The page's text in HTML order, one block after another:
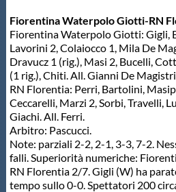
Fiorentina Waterpolo Giotti-RN
Fiorentina Waterpolo Giotti: Gigli,
Lavorini 2, Colaiocco 1, Mila De
Dravucz 1 (rig.), Masi 2, Bucelli,
(1 rig.), Chiti. All. Gianni De
RN Florentia: Perri, Bartolini,
Ceccarelli, Marzi 2, Sorbi, Travelli,
Giachi. All. Ferri.
Arbitro: Pascucci.
Note: parziali 2-2, 2-1, 3-3, 7-2.
falli. Superiorità numeriche:
RN Florentia 2/7. Gigli (W) ha
tempo sullo 0-0. Spettatori 200